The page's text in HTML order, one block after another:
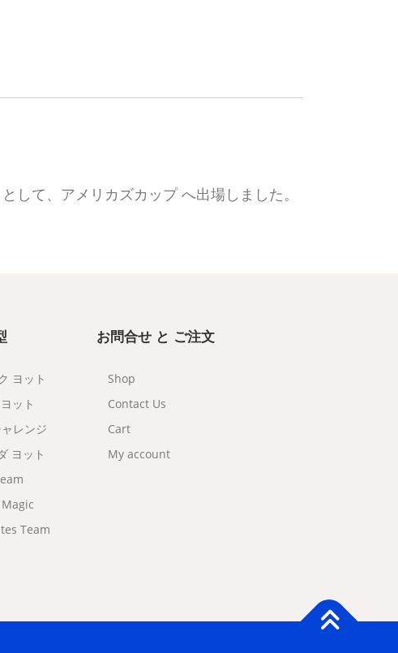
して、アメリカズカップ へ出場しました。
ヨット
ット
レンジ
ヨット
Team
お問合せ と ご注文
Shop
Contact Us
Cart
My account